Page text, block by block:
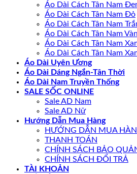
Áo Dài Cách Tân Nam
Áo Dài Cách Tân Nam Đỏ
Áo Dài Cách Tân Nam
Áo Dài Cách Tân Nam
Áo Dài Cách Tân Nam
Áo Dài Cách Tân Nam
Áo Dài Uyên Ương
Áo Dài Dáng Ngắn-Tân Thời
Áo Dài Nam Truyền Thống
SALE SỐC ONLINE
Sale AD Nam
Sale AD Nữ
Hướng Dẫn Mua Hàng
HƯỚNG DẪN MUA
THANH TOÁN
CHÍNH SÁCH BẢO
CHÍNH SÁCH ĐỔI TRẢ
TÀI KHOẢN